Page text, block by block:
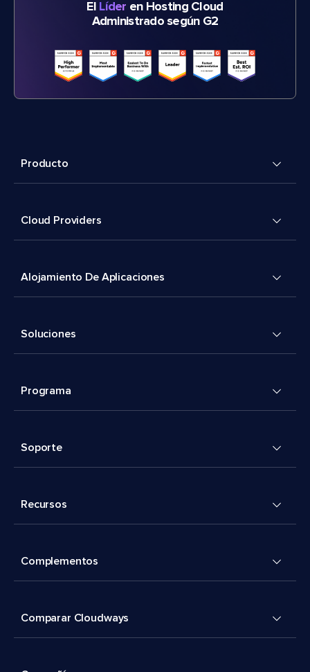
El Líder en Hosting Cloud
Administrado según G2
Producto
Cloud Providers
Alojamiento De Aplicaciones
Soluciones
Programa
Soporte
Recursos
Complementos
Comparar Cloudways